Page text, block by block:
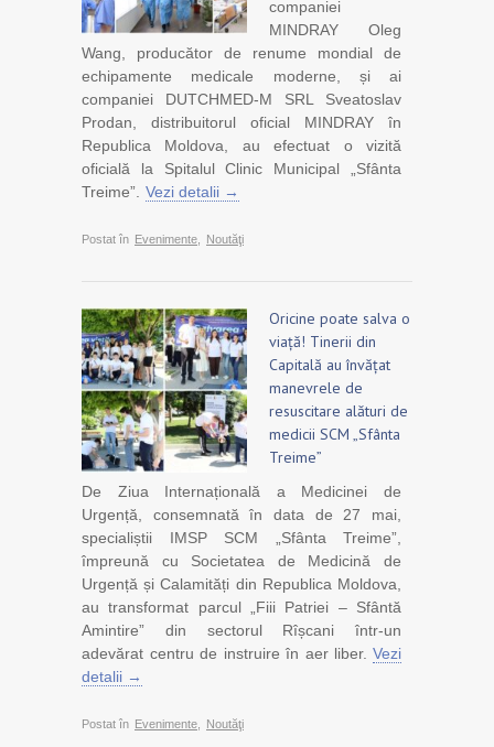
companiei
MINDRAY Oleg
Wang, producător de renume mondial de
echipamente medicale moderne, și ai
companiei DUTCHMED-M SRL Sveatoslav
Prodan, distribuitorul oficial MINDRAY în
Republica Moldova, au efectuat o vizită
oficială la Spitalul Clinic Municipal „Sfânta
Treime”.
Vezi detalii →
Postat în Evenimente Noutăţi
Oricine poate salva o
viață! Tinerii din
Capitală au învățat
manevrele de
resuscitare alături de
medicii SCM „Sfânta
Treime”
De Ziua Internațională a Medicinei de
Urgență, consemnată în data de 27 mai,
specialiștii IMSP SCM „Sfânta Treime”,
împreună cu Societatea de Medicină de
Urgență și Calamități din Republica Moldova,
au transformat parcul „Fiii Patriei – Sfântă
Amintire” din sectorul Rîșcani într-un
adevărat centru de instruire în aer liber. Vezi
detalii →
Postat în Evenimente Noutăţi